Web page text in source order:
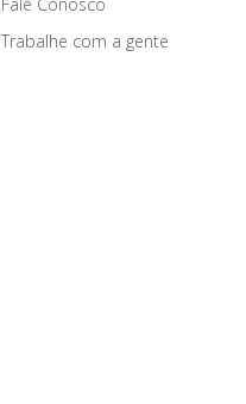
Trabalhe com a gente